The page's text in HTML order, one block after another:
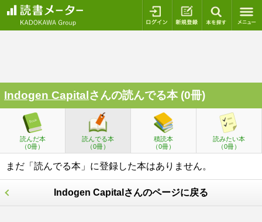
ログイン 新規登録
Indogen Capital さんの読んでる本 (0冊)
読んだ本
（0冊）
読んでる本
（0冊）
積読本
（0冊）
読みたい本
（0冊）
まだ「読んでる本」に登録した本はありません。
Indogen Capitalさんのページに戻る